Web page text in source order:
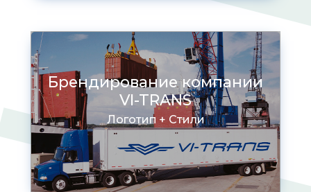
Брендирование компании
VI-TRANS
Логотип + Стили